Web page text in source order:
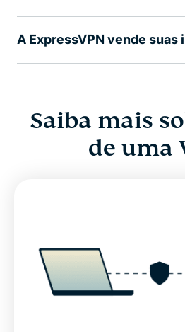
A ExpressVPN vende suas
Saiba mais
de uma